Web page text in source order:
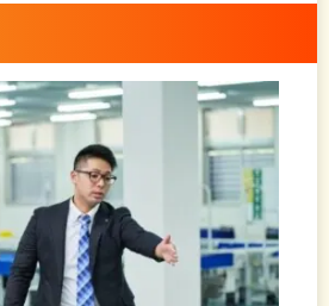
”という点においては通じるもの
ていては成長が見込めないと思
りも一流の技術をもった企業を
ともに、会社が大きくなってい
と願っています。